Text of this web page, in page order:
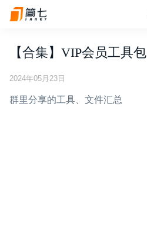
【合集】VIP会员工具包
2024年05月23日
群里分享的工具、文件汇总